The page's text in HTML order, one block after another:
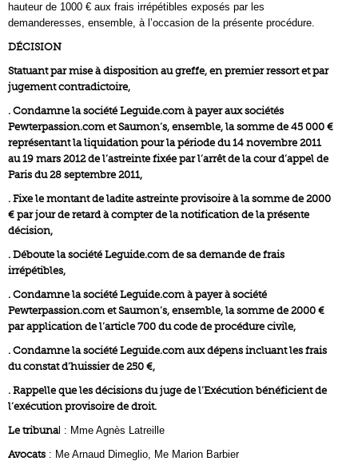
hauteur de 1000 € aux frais irrépétibles exposés par les
demanderesses, ensemble, à l’occasion de la présente procédure.
DÉCISION
Statuant par mise à disposition au greffe, en premier ressort et par
jugement contradictoire,
. Condamne la société Leguide.com à payer aux sociétés
Pewterpassion.com et Saumon’s, ensemble, la somme de 45 000 €
représentant la liquidation pour la période du 14 novembre 2011
au 19 mars 2012 de l’astreinte fixée par l’arrêt de la cour d’appel de
Paris du 28 septembre 2011,
. Fixe le montant de ladite astreinte provisoire à la somme de 2000
€ par jour de retard à compter de la notification de la présente
décision,
. Déboute la société Leguide.com de sa demande de frais
irrépétibles,
. Condamne la société Leguide.com à payer à société
Pewterpassion.com et Saumon’s, ensemble, la somme de 2000 €
par application de l’article 700 du code de procédure civile,
. Condamne la société Leguide.com aux dépens incluant les frais
du constat d’huissier de 250 €,
. Rappelle que les décisions du juge de l’Exécution bénéficient de
l’exécution provisoire de droit.
Le tribunal : Mme Agnès Latreille
Avocats : Me Arnaud Dimeglio, Me Marion Barbier